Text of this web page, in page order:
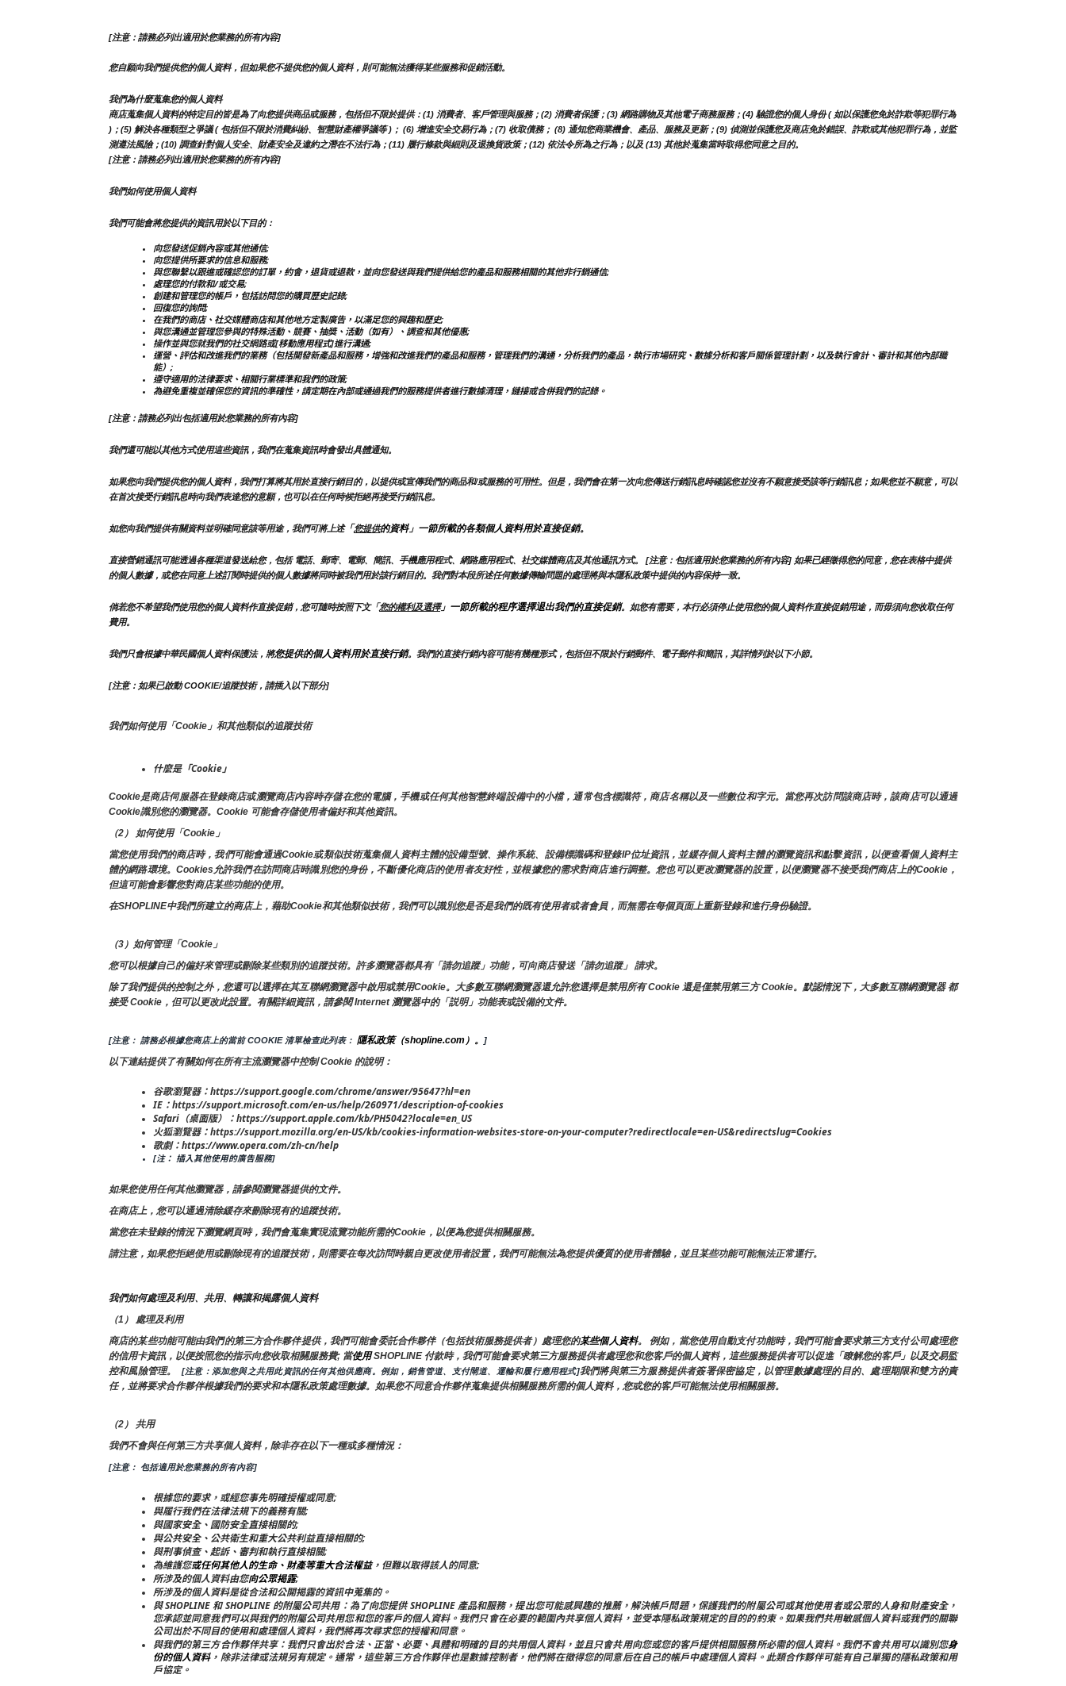
[注意：請務必列出適用於您業務的所有內容]
您自願向我們提供您的個人資料，但如果您不提供您的個人資料，則可能無法獲得某些服務和促銷活動。
我們為什麼蒐集您的個人資料
商店蒐集個人資料的特定目的皆是為了向您提供商品或服務，包括但不限於提供：(1) 消費者、客戶管理與服務；(2) 消費者保護；(3) 網路購物及其他電子商務服務；(4) 驗證您的個人身份 ( 如以保護您免於詐欺等犯罪行為
)；(5) 解決各種類型之爭議 ( 包括但不限於消費糾紛、智慧財產權爭議等 )； (6) 增進安全交易行為；(7) 收取債務； (8) 通知您商業機會、產品、服務及更新；(9) 偵測並保護您及商店免於錯誤、詐欺或其他犯罪行為，並監
測遵法風險；(10) 調查針對個人安全、財產安全及違約之潛在不法行為；(11) 履行條款與細則及退換貨政策；(12) 依法令所為之行為；以及 (13) 其他於蒐集當時取得您同意之目的。
[注意：請務必列出適用於您業務的所有內容]
我們如何使用個人資料
我們可能會將您提供的資訊用於以下目的：
向您發送促銷內容或其他通信;
向您提供所要求的信息和服務;
與您聯繫以跟進或確認您的訂單，約會，退貨或退款，並向您發送與我們提供給您的產品和服務相關的其他非行銷通信;
處理您的付款和/或交易;
創建和管理您的帳戶，包括訪問您的購買歷史記錄;
回復您的詢問;
在我們的商店、社交媒體商店和其他地方定製廣告，以滿足您的興趣和歷史;
與您溝通並管理您參與的特殊活動、競賽、抽獎、活動（如有）、調查和其他優惠;
操作並與您就我們的社交網路或[移動應用程式]進行溝通;
運營、評估和改進我們的業務（包括開發新產品和服務，增強和改進我們的產品和服務，管理我們的溝通，分析我們的產品，執行市場研究、數據分析和客戶關係管理計劃，以及執行會計、審計和其他內部職
能）;
遵守適用的法律要求、相關行業標準和我們的政策;
為避免重複並確保您的資訊的準確性，請定期在內部或通過我們的服務提供者進行數據清理，鏈接或合併我們的記錄。
[注意：請務必列出包括適用於您業務的所有內容]
我們還可能以其他方式使用這些資訊，我們在蒐集資訊時會發出具體通知。
如果您向我們提供您的個人資料，我們打算將其用於直接行銷目的，以提供或宣傳我們的商品和/或服務的可用性。但是，我們會在第一次向您傳送行銷訊息時確認您並沒有不願意接受該等行銷訊息；如果您並不願意，可以
在首次接受行銷訊息時向我們表達您的意願，也可以在任何時候拒絕再接受行銷訊息。
如您向我們提供有關資料並明確同意該等用途，我們可將上述「您提供的資料」一節所載的各類個人資料用於直接促銷。
直接營銷通訊可能透過各種渠道發送給您，包括 電話、郵寄、電郵、簡訊、手機應用程式、網路應用程式、社交媒體商店及其他通訊方式。 [注意：包括適用於您業務的所有內容] 如果已經徵得您的同意，您在表格中提供
的個人數據，或您在同意上述訂閱時提供的個人數據將同時被我們用於該行銷目的。我們對本段所述任何數據傳輸問題的處理將與本隱私政策中提供的內容保持一致。
倘若您不希望我們使用您的個人資料作直接促銷，您可隨時按照下文「您的權利及選擇」一節所載的程序選擇退出我們的直接促銷。如您有需要，本行必須停止使用您的個人資料作直接促銷用途，而毋須向您收取任何
費用。
我們只會根據中華民國個人資料保護法，將您提供的個人資料用於直接行銷。我們的直接行銷內容可能有幾種形式，包括但不限於行銷郵件、電子郵件和簡訊，其詳情列於以下小節。
[注意：如果已啟動 COOKIE/追蹤技術，請插入以下部分]
我們如何使用「Cookie」和其他類似的追蹤技術
什麼是「Cookie」
Cookie是商店伺服器在登錄商店或瀏覽商店內容時存儲在您的電腦，手機或任何其他智慧終端設備中的小檔，通常包含標識符，商店名稱以及一些數位和字元。當您再次訪問該商店時，該商店可以通過
Cookie識別您的瀏覽器。Cookie 可能會存儲使用者偏好和其他資訊。
（2） 如何使用「Cookie」
當您使用我們的商店時，我們可能會通過Cookie或類似技術蒐集個人資料主體的設備型號、操作系統、設備標識碼和登錄IP位址資訊，並緩存個人資料主體的瀏覽資訊和點擊資訊，以便查看個人資料主
體的網路環境。Cookies允許我們在訪問商店時識別您的身份，不斷優化商店的使用者友好性，並根據您的需求對商店進行調整。您也可以更改瀏覽器的設置，以便瀏覽器不接受我們商店上的Cookie，
但這可能會影響您對商店某些功能的使用。
在SHOPLINE中我們所建立的商店上，藉助Cookie和其他類似技術，我們可以識別您是否是我們的既有使用者或者會員，而無需在每個頁面上重新登錄和進行身份驗證。
（3）如何管理「Cookie」
您可以根據自己的偏好來管理或刪除某些類別的追蹤技術。許多瀏覽器都具有「請勿追蹤」功能，可向商店發送「請勿追蹤」 請求。
除了我們提供的控制之外，您還可以選擇在其互聯網瀏覽器中啟用或禁用Cookie。大多數互聯網瀏覽器還允許您選擇是禁用所有 Cookie 還是僅禁用第三方 Cookie。默認情況下，大多數互聯網瀏覽器 都
接受 Cookie，但可以更改此設置。有關詳細資訊，請參閱 Internet 瀏覽器中的「説明」功能表或設備的文件。
[注意： 請務必根據您商店上的當前 COOKIE 清單檢查此列表： 隱私政策（shopline.com）。 ]
以下連結提供了有關如何在所有主流瀏覽器中控制 Cookie 的說明：
谷歌瀏覽器：https://support.google.com/chrome/answer/95647?hl=en
IE：https://support.microsoft.com/en-us/help/260971/description-of-cookies
Safari（桌面版）：https://support.apple.com/kb/PH5042?locale=en_US
火狐瀏覽器：https://support.mozilla.org/en-US/kb/cookies-information-websites-store-on-your-computer?redirectlocale=en-US&redirectslug=Cookies
歌劇：https://www.opera.com/zh-cn/help
[注： 插入其他使用的廣告服務]
如果您使用任何其他瀏覽器，請參閱瀏覽器提供的文件。
在商店上，您可以通過清除緩存來刪除現有的追蹤技術。
當您在未登錄的情況下瀏覽網頁時，我們會蒐集實現流覽功能所需的Cookie，以便為您提供相關服務。
請注意，如果您拒絕使用或刪除現有的追蹤技術，則需要在每次訪問時親自更改使用者設置，我們可能無法為您提供優質的使用者體驗，並且某些功能可能無法正常運行。
我們如何處理及利用、共用、轉讓和揭露個人資料
（1） 處理及利用
商店的某些功能可能由我們的第三方合作夥伴提供，我們可能會委託合作夥伴（包括技術服務提供者）處理您的某些個人資料。 例如，當您使用自動支付功能時，我們可能會要求第三方支付公司處理您
的信用卡資訊，以便按照您的指示向您收取相關服務費; 當使用 SHOPLINE 付款時，我們可能會要求第三方服務提供者處理您和您客戶的個人資料，這些服務提供者可以促進「瞭解您的客戶」以及交易監
控和風險管理。
[注意：添加您與之共用此資訊的任何其他供應商。例如，銷售管道、支付閘道、運輸和履行應用程式]我們將與第三方服務提供者簽署保密協定，以管理數據處理的目的、處理期限和雙方的責
任，並將要求合作夥伴根據我們的要求和本隱私政策處理數據。如果您不同意合作夥伴蒐集提供相關服務所需的個人資料，您或您的客戶可能無法使用相關服務。
（2） 共用
我們不會與任何第三方共享個人資料，除非存在以下一種或多種情況：
[注意： 包括適用於您業務的所有內容]
根據您的要求，或經您事先明確授權或同意;
與履行我們在法律法規下的義務有關;
與國家安全、國防安全直接相關的;
與公共安全、公共衛生和重大公共利益直接相關的;
與刑事偵查、起訴、審判和執行直接相關;
為維護您或任何其他人的生命、財產等重大合法權益，但難以取得該人的同意;
所涉及的個人資料由您向公眾揭露;
所涉及的個人資料是從合法和公開揭露的資訊中蒐集的。
與 SHOPLINE 和 SHOPLINE 的附屬公司共用：為了向您提供 SHOPLINE 產品和服務，提出您可能感興趣的推薦，解決帳戶問題，保護我們的附屬公司或其他使用者或公眾的人身和財產安全，
您承認並同意我們可以與我們的附屬公司共用您和您的客戶的個人資料。我們只會在必要的範圍內共享個人資料，並受本隱私政策規定的目的的約束。如果我們共用敏感個人資料或我們的關聯
公司出於不同目的使用和處理個人資料，我們將再次尋求您的授權和同意。
與我們的第三方合作夥伴共享：我們只會出於合法、正當、必要、具體和明確的目的共用個人資料，並且只會共用向您或您的客戶提供相關服務所必需的個人資料。我們不會共用可以識別您身
份的個人資料，除非法律或法規另有規定。通常，這些第三方合作夥伴也是數據控制者，他們將在徵得您的同意后在自己的帳戶中處理個人資料。此類合作夥伴可能有自己單獨的隱私政策和用
戶協定。